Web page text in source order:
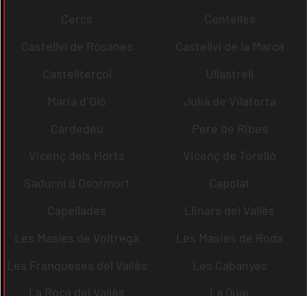
Cercs
Centelles
Castellví de Rosanes
Castellví de la Marca
Castellterçol
Ullastrell
Maria d´Oló
Julià de Vilatorta
Cardedeu
Pere de Ribes
Vicenç dels Horts
Vicenç de Torelló
Sadurní d´Osormort
Capolat
Capellades
Llinars del Vallès
Les Masíes de Voltregà
Les Masies de Roda
Les Franqueses del Vallès
Les Cabanyes
La Roca del Vallès
La Quar